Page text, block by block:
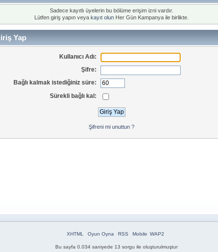
Sadece kayıtlı üyelerin bu bölüme erişim izni vardır.
Lütfen giriş yapın veya kayıt olun Her Gün Kampanya ile birlikte.
Yap
Kullanıcı Adı:
Şifre:
Bağlı kalmak istediğiniz süre:
Sürekli bağlı kal:
Şifreni mi unuttun ?
XHTML Oyun Oyna RSS Mobile WAP2
Bu sayfa 0.034 saniyede 13 sorgu ile oluşturulmuştur